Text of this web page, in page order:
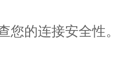
您的连接安全性。